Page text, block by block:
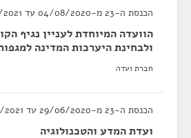
הכנסת ה-23 מ-04/08/2020 עד 04/01/2021
הוועדה המיוחדת לעניין נגיף
ולבחינת היערכות המדינה
חברת ועדה
הכנסת ה-23 מ-29/06/2020 עד 05/01/2021
ועדת המדע והטכנולוגיה